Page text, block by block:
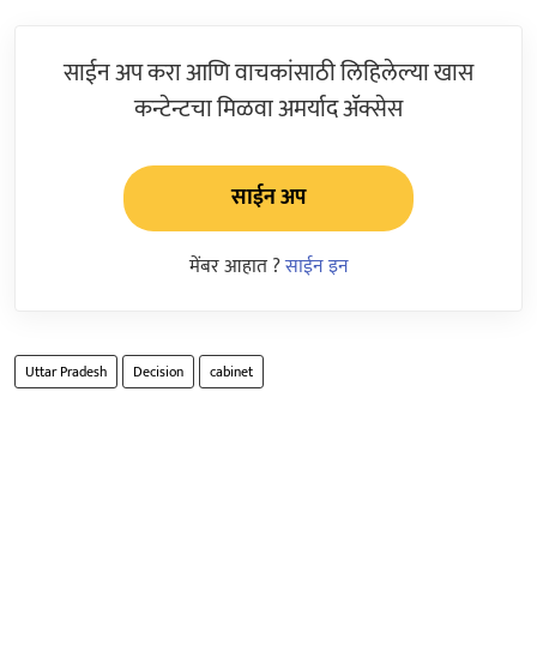
साईन अप करा आणि वाचकांसाठी लिहिलेल्या खास
कन्टेन्टचा मिळवा अमर्याद ॲक्सेस
साईन अप
मेंबर आहात ?साईन इन
Uttar Pradesh Decision cabinet